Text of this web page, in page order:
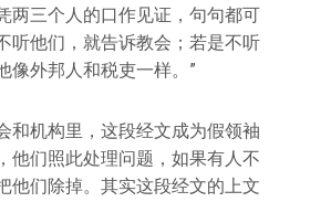
两三个人的口作见证，句句都可
听他们，就告诉教会；若是不听
像外邦人和税吏一样。”
和机构里，这段经文成为假领袖
他们照此处理问题，如果有人不
他们除掉。其实这段经文的上文